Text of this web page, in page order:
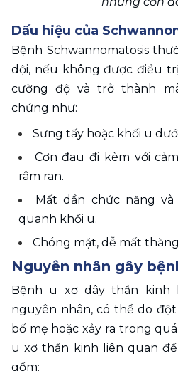
Dấu hiệu của
Bệnh Schwannomatosis
dội, nếu không được điều
cường độ và trở thành
chứng như:
Sưng tấy hoặc khối u
Cơn đau đi kèm với
râm ran.
Mất dần chức năng
quanh khối u.
Chóng mặt, dễ mất
Nguyên nhân gây
Bệnh u xơ dây thần kinh
nguyên nhân, có thể do
bố mẹ hoặc xảy ra trong
u xơ thần kinh liên quan
gồm: